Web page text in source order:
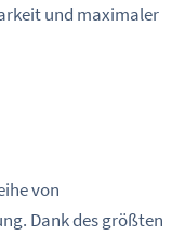
und maximaler
von
Dank des größten